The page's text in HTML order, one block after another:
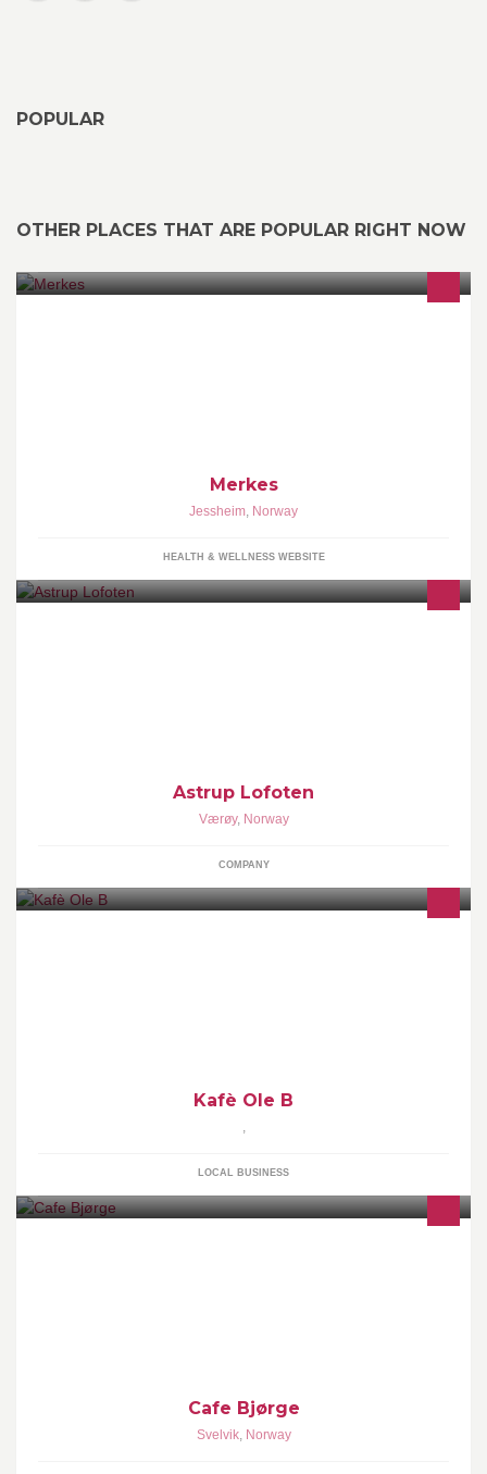
POPULAR
OTHER PLACES THAT ARE POPULAR RIGHT NOW
Merkes
Jessheim, Norway
HEALTH & WELLNESS WEBSITE
Astrup Lofoten
Værøy, Norway
COMPANY
Kafè Ole B
,
LOCAL BUSINESS
Cafe Bjørge
Svelvik, Norway